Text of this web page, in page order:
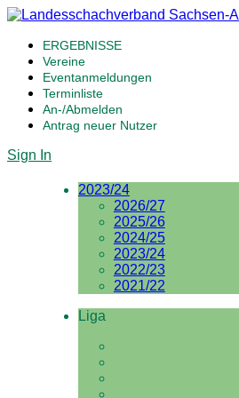
ERGEBNISSE
Vereine
Eventanmeldungen
Terminliste
An-/Abmelden
Antrag neuer Nutzer
Sign In
2023/24
2026/27
2025/26
2024/25
2023/24
2022/23
2021/22
Liga